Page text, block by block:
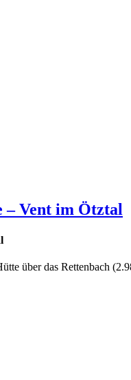
– Vent im Ötztal
über das Rettenbach